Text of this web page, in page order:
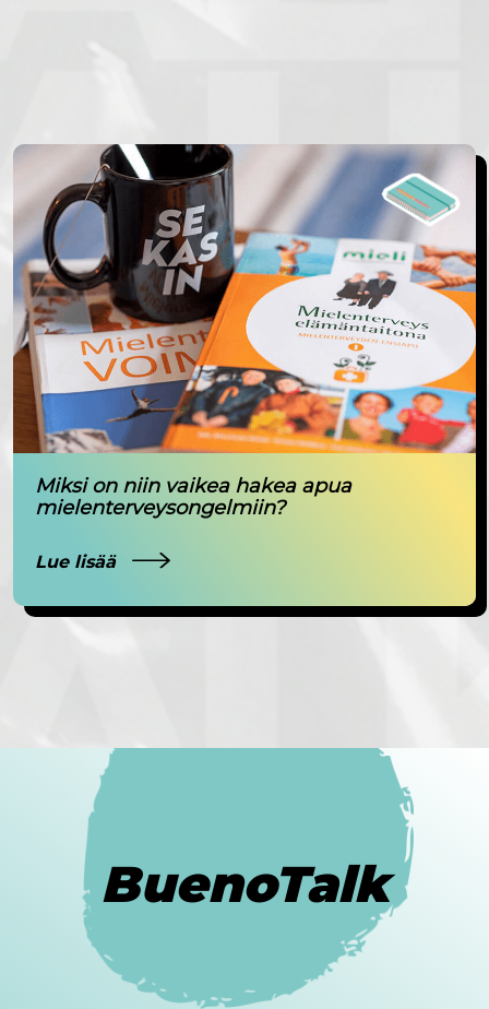
Miksi on niin vaikea hakea apua
mielenterveysongelmiin?
Lue lisää
BuenoTalk